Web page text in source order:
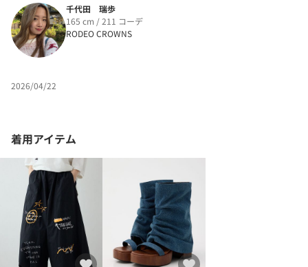
千代田 瑞歩
165 cm / 211 コーデ
RODEO CROWNS
2026/04/22
着用アイテム